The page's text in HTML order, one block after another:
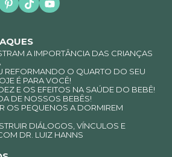
A IMPORTÂNCIA DAS CRIANÇAS
REFORMANDO O QUARTO DO SEU
É PARA VOCÊ!
E OS EFEITOS NA SAÚDE DO BEBÊ!
DE NOSSOS BEBÊS!
OS PEQUENOS A DORMIREM
DIÁLOGOS, VÍNCULOS E
DR. LUIZ HANNS